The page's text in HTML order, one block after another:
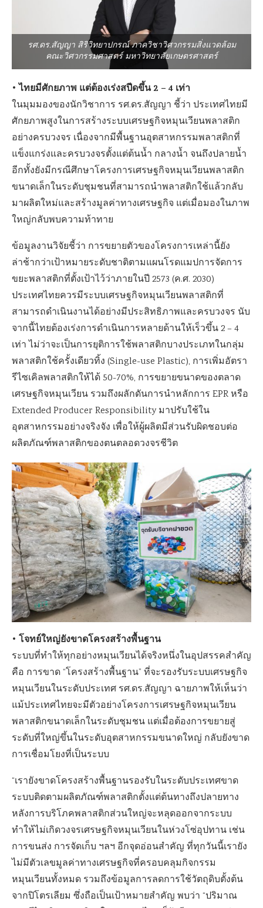
รศ.ดร.สัญญา สิริวิทยาปกรณ์ ภาควิชาวิศวกรรมสิ่งแวดล้อม
คณะวิศวกรรมศาสตร์ มหาวิทยาลัยเกษตรศาสตร์
• ไทยมีศักยภาพ แต่ต้องเร่งสปีดขึ้น 2 – 4 เท่า
ในมุมมองของนักวิชาการ รศ.ดร.สัญญา ชี้ว่า ประเทศไทยมี
ศักยภาพสูงในการสร้างระบบเศรษฐกิจหมุนเวียนพลาสติก
อย่างครบวงจร เนื่องจากมีพื้นฐานอุตสาหกรรมพลาสติกที่
แข็งแกร่งและครบวงจรตั้งแต่ต้นน้ำ กลางน้ำ จนถึงปลายน้ำ
อีกทั้งยังมีกรณีศึกษาโครงการเศรษฐกิจหมุนเวียนพลาสติก
ขนาดเล็กในระดับชุมชนที่สามารถนำพลาสติกใช้แล้วกลับ
มาผลิตใหม่และสร้างมูลค่าทางเศรษฐกิจ แต่เมื่อมองในภาพ
ใหญ่กลับพบความท้าทาย
ข้อมูลงานวิจัยชี้ว่า การขยายตัวของโครงการเหล่านี้ยัง
ล่าช้ากว่าเป้าหมายระดับชาติตามแผนโรดแมปการจัดการ
ขยะพลาสติกที่ตั้งเป้าไว้ว่าภายในปี 2573 (ค.ศ. 2030)
ประเทศไทยควรมีระบบเศรษฐกิจหมุนเวียนพลาสติกที่
สามารถดำเนินงานได้อย่างมีประสิทธิภาพและครบวงจร นับ
จากนี้ไทยต้องเร่งการดำเนินการหลายด้านให้เร็วขึ้น 2 – 4
เท่า ไม่ว่าจะเป็นการยุติการใช้พลาสติกบางประเภทในกลุ่ม
พลาสติกใช้ครั้งเดียวทิ้ง (Single-use Plastic), การเพิ่มอัตรา
รีไซเคิลพลาสติกให้ได้ 50-70%, การขยายขนาดของตลาด
เศรษฐกิจหมุนเวียน รวมถึงผลักดันการนำหลักการ EPR หรือ
Extended Producer Responsibility มาปรับใช้ใน
อุตสาหกรรมอย่างจริงจัง เพื่อให้ผู้ผลิตมีส่วนรับผิดชอบต่อ
ผลิตภัณฑ์พลาสติกของตนตลอดวงจรชีวิต
• โจทย์ใหญ่ยังขาดโครงสร้างพื้นฐาน
ระบบที่ทำให้ทุกอย่างหมุนเวียนได้จริงหนึ่งในอุปสรรคสำคัญ
คือ การขาด “โครงสร้างพื้นฐาน” ที่จะรองรับระบบเศรษฐกิจ
หมุนเวียนในระดับประเทศ รศ.ดร.สัญญา ฉายภาพให้เห็นว่า
แม้ประเทศไทยจะมีตัวอย่างโครงการเศรษฐกิจหมุนเวียน
พลาสติกขนาดเล็กในระดับชุมชน แต่เมื่อต้องการขยายสู่
ระดับที่ใหญ่ขึ้นในระดับอุตสาหกรรมขนาดใหญ่ กลับยังขาด
การเชื่อมโยงที่เป็นระบบ
“เรายังขาดโครงสร้างพื้นฐานรองรับในระดับประเทศขาด
ระบบติดตามผลิตภัณฑ์พลาสติกตั้งแต่ต้นทางถึงปลายทาง
หลังการบริโภคพลาสติกส่วนใหญ่จะหลุดออกจากระบบ
ทำให้ไม่เกิดวงจรเศรษฐกิจหมุนเวียนในห่วงโซ่อุปทาน เช่น
การขนส่ง การจัดเก็บ ฯลฯ อีกจุดอ่อนสำคัญ ที่ทุกวันนี้เรายัง
ไม่มีตัวเลขมูลค่าทางเศรษฐกิจที่ครอบคลุมกิจกรรม
หมุนเวียนทั้งหมด รวมถึงข้อมูลการลดการใช้วัตถุดิบตั้งต้น
จากปิโตรเลียม ซึ่งถือเป็นเป้าหมายสำคัญ พบว่า “ปริมาณ